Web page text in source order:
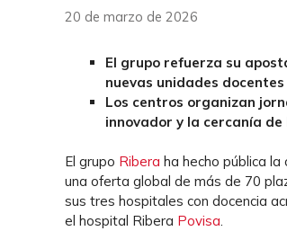
20 de marzo de 2026
El grupo refuerza su
nuevas unidades
Los centros organizan
innovador y la cercanía
El grupo Ribera ha hecho pública
una oferta global de más de 70
sus tres hospitales con docencia
el hospital Ribera Povisa.